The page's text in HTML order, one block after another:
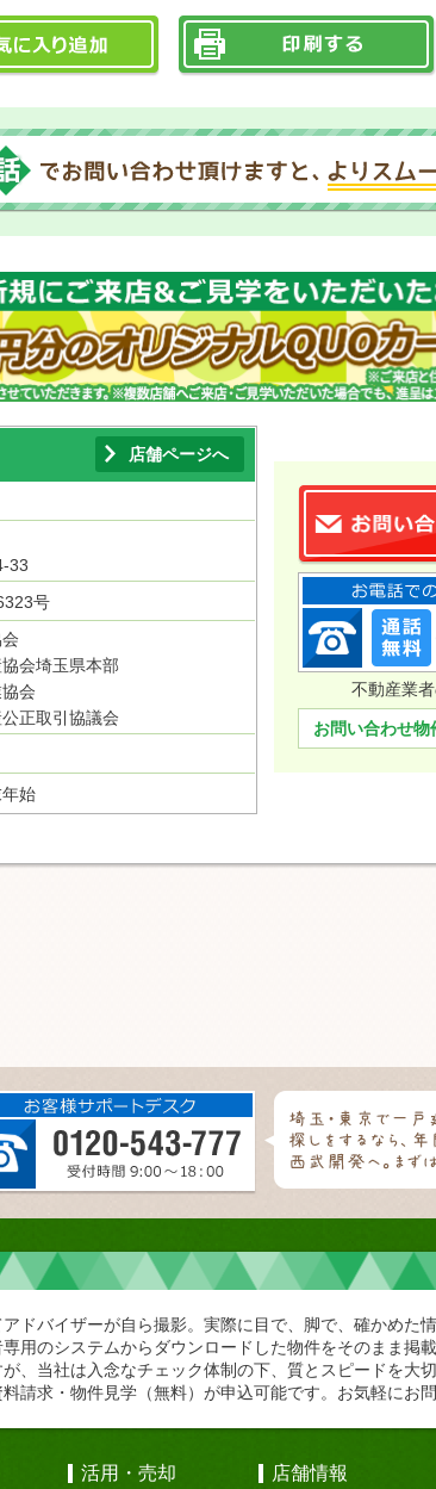
店舗ページへ
33
号
協会埼玉県本部
会
公正取引協議会
始
不動産業
お問い合わせ物
ドバイザーが自ら撮影。実際に目で、脚で、確かめた
用のシステムからダウンロードした物件をそのまま掲
、当社は入念なチェック体制の下、質とスピードを大
請求・物件見学（無料）が申込可能です。お気軽にお
活用・売却 店舗情報